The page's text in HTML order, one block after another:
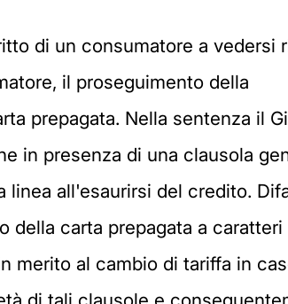
di un consumatore a vedersi
il proseguimento della
prepagata. Nella sentenza il
in presenza di una clausola
linea all'esaurirsi del credito.
della carta prepagata a caratteri
merito al cambio di tariffa in